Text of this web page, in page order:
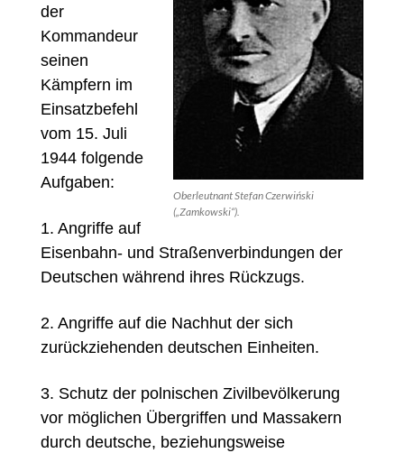
Oberleutnant Stefan Czerwiński
(„Zamkowski“).
der
Kommandeur
seinen
Kämpfern im
Einsatzbefehl
vom 15. Juli
1944 folgende
Aufgaben:
1. Angriffe auf
Eisenbahn- und Straßenverbindungen der
Deutschen während ihres Rückzugs.
2. Angriffe auf die Nachhut der sich
zurückziehenden deutschen Einheiten.
3. Schutz der polnischen Zivilbevölkerung
vor möglichen Übergriffen und Massakern
durch deutsche, beziehungsweise